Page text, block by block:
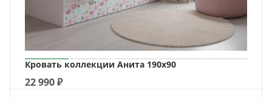
Кровать коллекции Анита 190х90
22 990₽